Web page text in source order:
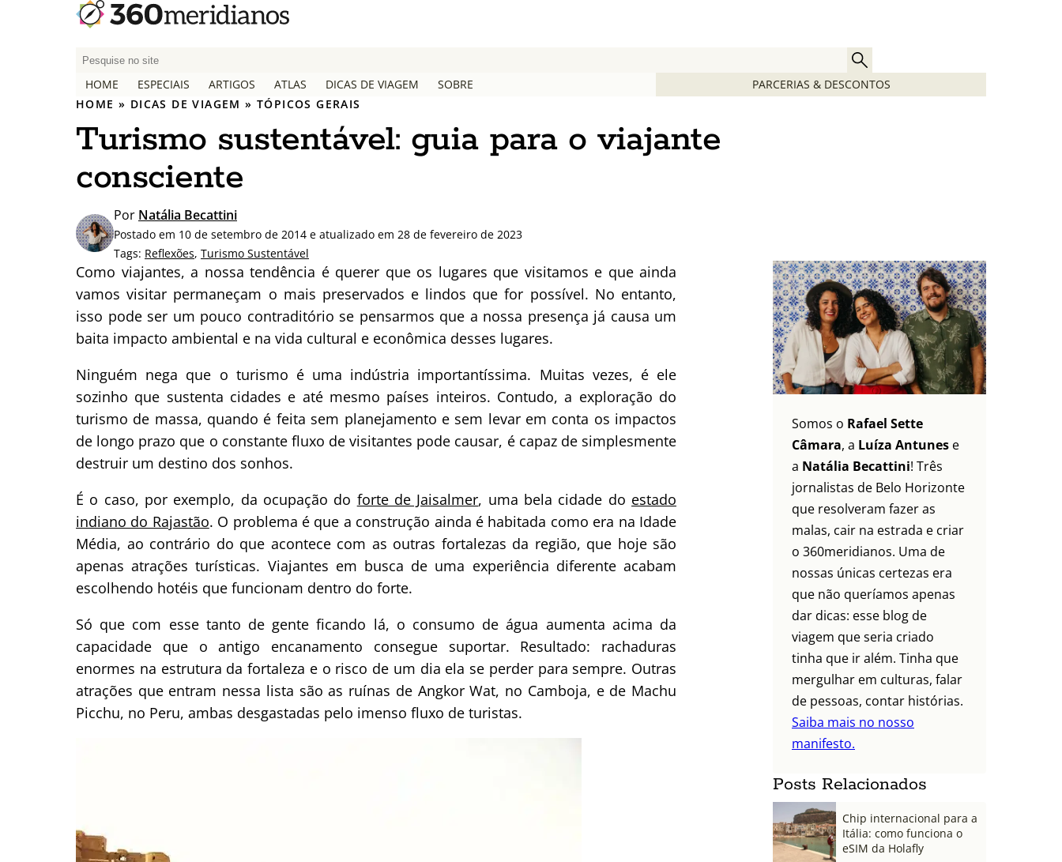
P
q
u
s
a
p
o
r
:
HOME ESPECIAIS ARTIGOS ATLAS DICAS DE VIAGEM SOBRE
PARCERIAS & DESCONTOS
HOME » DICAS DE VIAGEM »TÓPICOS GERAIS
Turismo sustentável: guia para o viajante
consciente
Por Natália Becattini
Postado em 10 de setembro de 2014 e atualizado em 28 de fevereiro de 2023
Tags: Reflexões, Turismo Sustentável
Como viajantes, a nossa tendência é querer que os lugares que visitamos e que ainda
vamos visitar permaneçam o mais preservados e lindos que for possível. No entanto,
isso pode ser um pouco contraditório se pensarmos que a nossa presença já causa um
baita impacto ambiental e na vida cultural e econômica desses lugares.
Ninguém nega que o turismo é uma indústria importantíssima. Muitas vezes, é ele
sozinho que sustenta cidades e até mesmo países inteiros. Contudo, a exploração do
turismo de massa, quando é feita sem planejamento e sem levar em conta os impactos
de longo prazo que o constante fluxo de visitantes pode causar, é capaz de simplesmente
destruir um destino dos sonhos.
É o caso, por exemplo, da ocupação do forte de Jaisalmer, uma bela cidade do estado
indiano do Rajastão. O problema é que a construção ainda é habitada como era na Idade
Média, ao contrário do que acontece com as outras fortalezas da região, que hoje são
apenas atrações turísticas. Viajantes em busca de uma experiência diferente acabam
escolhendo hotéis que funcionam dentro do forte.
Só que com esse tanto de gente ficando lá, o consumo de água aumenta acima da
capacidade que o antigo encanamento consegue suportar. Resultado: rachaduras
enormes na estrutura da fortaleza e o risco de um dia ela se perder para sempre. Outras
atrações que entram nessa lista são as ruínas de Angkor Wat, no Camboja, e de Machu
Picchu, no Peru, ambas desgastadas pelo imenso fluxo de turistas.
Somos o Rafael Sette
Câmara, a Luíza Antunes e
a Natália Becattini! Três
jornalistas de Belo Horizonte
que resolveram fazer as
malas, cair na estrada e criar
o 360meridianos. Uma de
nossas únicas certezas era
que não queríamos apenas
dar dicas: esse blog de
viagem que seria criado
tinha que ir além. Tinha que
mergulhar em culturas, falar
de pessoas, contar histórias.
Saiba mais no nosso
manifesto.
Posts Relacionados
Chip internacional para a
Itália: como funciona o
eSIM da Holafly